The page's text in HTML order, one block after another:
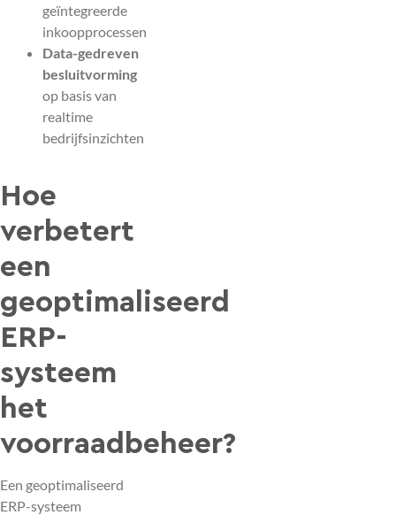
geïntegreerde
inkoopprocessen
Data-gedreven
besluitvorming
op basis van
realtime
bedrijfsinzichten
Hoe
verbetert
een
geoptimaliseerd
ERP-
systeem
het
voorraadbeheer?
Een geoptimaliseerd
ERP-systeem